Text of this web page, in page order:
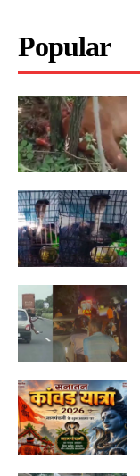
Popular